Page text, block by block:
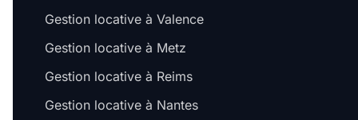
Gestion locative à Valence
Gestion locative à Metz
Gestion locative à Reims
Gestion locative à Nantes